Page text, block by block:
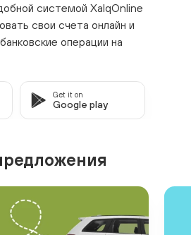
системой XalqOnline
свои счета онлайн и
операции на
Get it on
Google play